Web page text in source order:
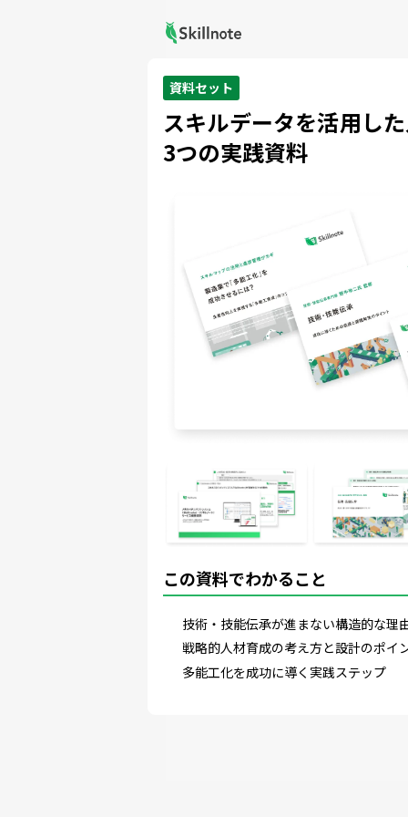
資料セット
スキルデータを活用し
3つの実践資料
この資料でわかること
技術・技能伝承が進まない構造的な理
戦略的人材育成の考え方と設計のポイ
多能工化を成功に導く実践ステップ